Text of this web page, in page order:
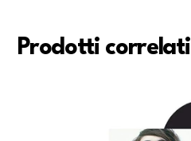
Prodotti correlati